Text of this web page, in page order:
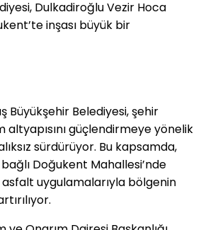
Büyükşehir Belediyesi, şehir
altyapısını güçlendirmeye yönelik
sürdürüyor. Bu kapsamda,
Doğukent Mahallesi’nde
asfalt uygulamalarıyla bölgenin